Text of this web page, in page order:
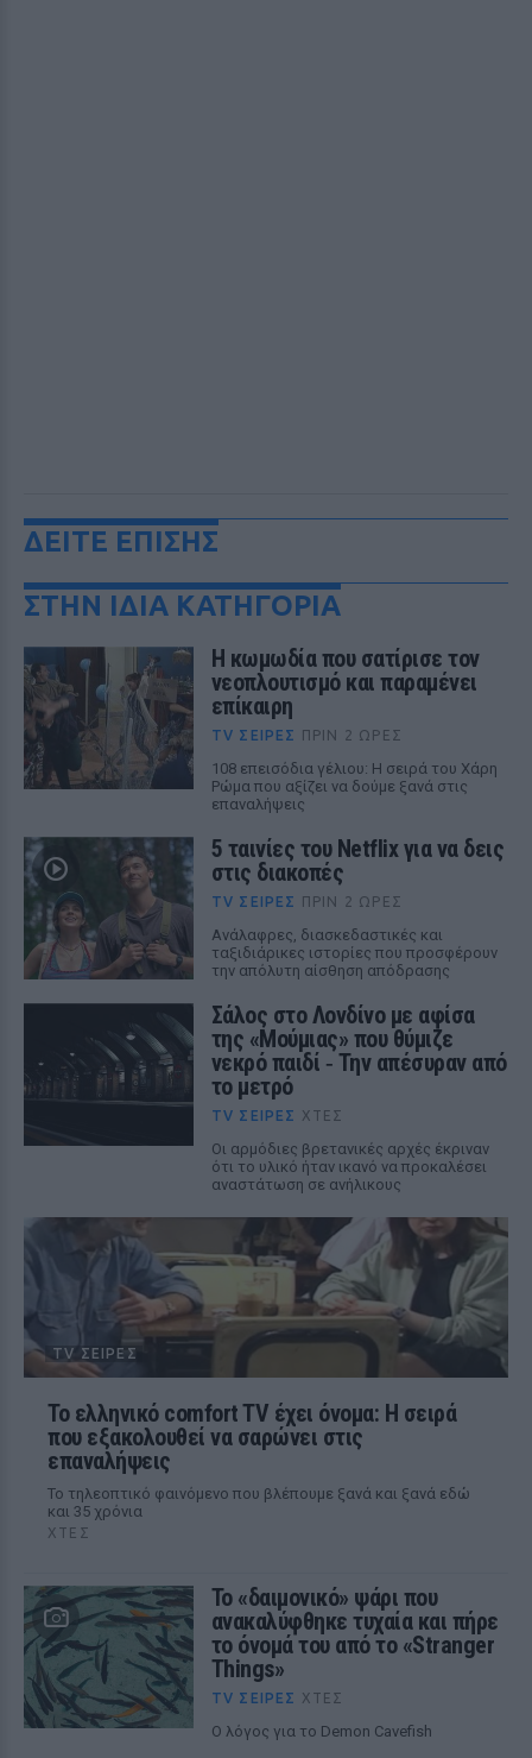
ΔΕΙΤΕ ΕΠΙΣΗΣ
ΣΤΗΝ ΙΔΙΑ ΚΑΤΗΓΟΡΙΑ
Η κωμωδία που σατίρισε τον
νεοπλουτισμό και παραμένει
επίκαιρη
TV ΣΕΙΡΈΣ ΠΡΙΝ 2 ΏΡΕΣ
108 επεισόδια γέλιου: Η σειρά του Χάρη
Ρώμα που αξίζει να δούμε ξανά στις
επαναλήψεις
5 ταινίες του Netflix για να δεις
στις διακοπές
TV ΣΕΙΡΈΣ ΠΡΙΝ 2 ΏΡΕΣ
Aνάλαφρες, διασκεδαστικές και
ταξιδιάρικες ιστορίες που προσφέρουν
την απόλυτη αίσθηση απόδρασης
Σάλος στο Λονδίνο με αφίσα
της «Μούμιας» που θύμιζε
νεκρό παιδί ‑ Την απέσυραν από
το μετρό
TV ΣΕΙΡΈΣ ΧΤΕΣ
Οι αρμόδιες βρετανικές αρχές έκριναν
ότι το υλικό ήταν ικανό να προκαλέσει
αναστάτωση σε ανήλικους
TV ΣΕΙΡΈΣ
Το ελληνικό comfort TV έχει όνομα: Η σειρά
που εξακολουθεί να σαρώνει στις
επαναλήψεις
Το τηλεοπτικό φαινόμενο που βλέπουμε ξανά και ξανά εδώ
και 35 χρόνια
ΧΤΕΣ
Το «δαιμονικό» ψάρι που
ανακαλύφθηκε τυχαία και πήρε
το όνομά του από το «Stranger
Things»
TV ΣΕΙΡΈΣ ΧΤΕΣ
Ο λόγος για το Demon Cavefish